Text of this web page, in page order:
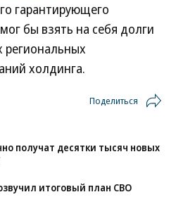
гарантирующего
бы взять на себя долги
холдинга.
Поделиться
получат десятки тысяч новых